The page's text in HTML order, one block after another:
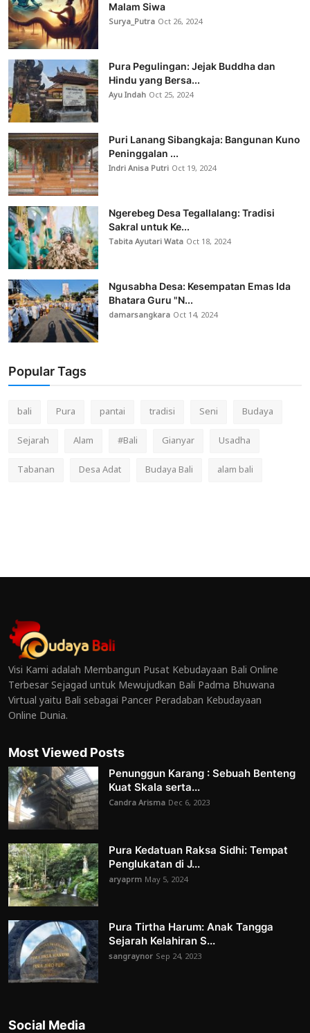
Malam Siwa
Surya_Putra Oct 26, 2024
Pura Pegulingan: Jejak Buddha dan
Hindu yang Bersa...
Ayu Indah Oct 25, 2024
Puri Lanang Sibangkaja: Bangunan Kuno
Peninggalan ...
Indri Anisa Putri Oct 19, 2024
Ngerebeg Desa Tegallalang: Tradisi
Sakral untuk Ke...
Tabita Ayutari Wata Oct 18, 2024
Ngusabha Desa: Kesempatan Emas Ida
Bhatara Guru "N...
damarsangkara Oct 14, 2024
Popular Tags
bali Pura pantai tradisi Seni
Budaya
Sejarah
Alam #Bali Gianyar
Usadha
Tabanan
Desa Adat Budaya Bali alam bali
Visi Kami adalah Membangun Pusat Kebudayaan Bali Online
Terbesar Sejagad untuk Mewujudkan Bali Padma Bhuwana
Virtual yaitu Bali sebagai Pancer Peradaban Kebudayaan
Online Dunia.
Most Viewed Posts
Penunggun Karang : Sebuah Benteng
Kuat Skala serta...
Candra Arisma Dec 6, 2023
Pura Kedatuan Raksa Sidhi: Tempat
Penglukatan di J...
aryaprm May 5, 2024
Pura Tirtha Harum: Anak Tangga
Sejarah Kelahiran S...
sangraynor Sep 24, 2023
Social Media